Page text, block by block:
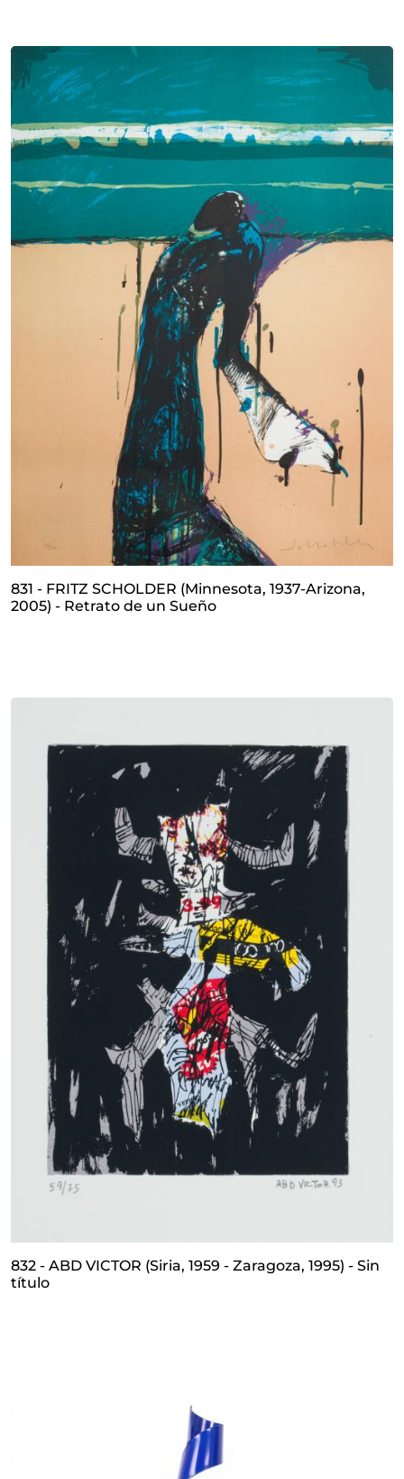
831 - FRITZ SCHOLDER (Minnesota, 1937-Arizona,
2005) - Retrato de un Sueño
832 - ABD VICTOR (Siria, 1959 - Zaragoza, 1995) - Sin
título